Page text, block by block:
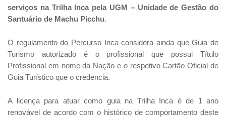
serviços na Trilha Inca pela UGM – Unidade de Gestão do
Santuário de Machu Picchu.
O regulamento do Percurso Inca considera ainda que Guia de
Turismo autorizado é o profissional que possui Título
Profissional em nome da Nação e o respetivo Cartão Oficial de
Guia Turístico que o credencia.
A licença para atuar como guia na Trilha Inca é de 1 ano
renovável de acordo com o histórico de comportamento deste